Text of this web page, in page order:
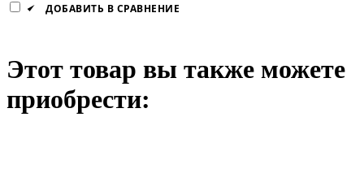
ДОБАВИТЬ В СРАВНЕНИЕ
Этот товар вы также можете
приобрести: